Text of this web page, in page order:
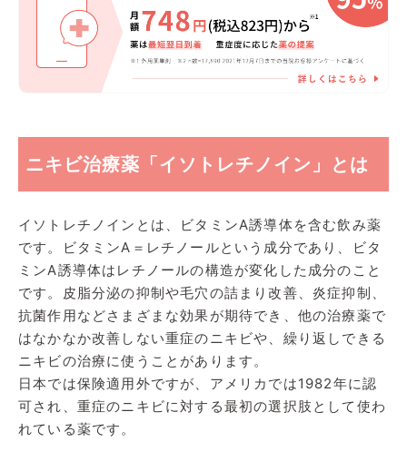
ニキビ治療薬「イソトレチノイン」とは
イソトレチノインとは、ビタミンA誘導体を含む飲み薬
です。ビタミンA＝レチノールという成分であり、ビタ
ミンA誘導体はレチノールの構造が変化した成分のこと
です。皮脂分泌の抑制や毛穴の詰まり改善、炎症抑制、
抗菌作用などさまざまな効果が期待でき、他の治療薬で
はなかなか改善しない重症のニキビや、繰り返しできる
ニキビの治療に使うことがあります。
日本では保険適用外ですが、アメリカでは1982年に認
可され、重症のニキビに対する最初の選択肢として使わ
れている薬です。